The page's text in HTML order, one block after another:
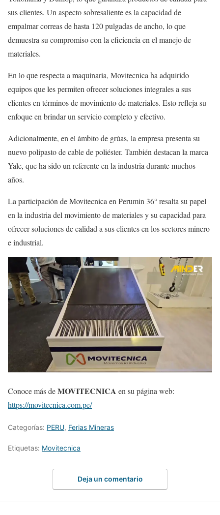
sus clientes. Un aspecto sobresaliente es la capacidad de
empalmar correas de hasta 120 pulgadas de ancho, lo que
demuestra su compromiso con la eficiencia en el manejo de
materiales.
En lo que respecta a maquinaria, Movitecnica ha adquirido
equipos que les permiten ofrecer soluciones integrales a sus
clientes en términos de movimiento de materiales. Esto refleja su
enfoque en brindar un servicio completo y efectivo.
Adicionalmente, en el ámbito de grúas, la empresa presenta su
nuevo polipasto de cable de poliéster. También destacan la marca
Yale, que ha sido un referente en la industria durante muchos
años.
La participación de Movitecnica en Perumin 36° resalta su papel
en la industria del movimiento de materiales y su capacidad para
ofrecer soluciones de calidad a sus clientes en los sectores minero
e industrial.
Conoce más deMOVITECNICA en su página web:
https://movitecnica.com.pe/
Categorías: PERU, Ferias Mineras
Etiquetas: Movitecnica
Deja un comentario